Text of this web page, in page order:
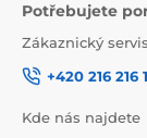
Potřebujete
Zákaznický
+420 216 216
Kde nás najdete